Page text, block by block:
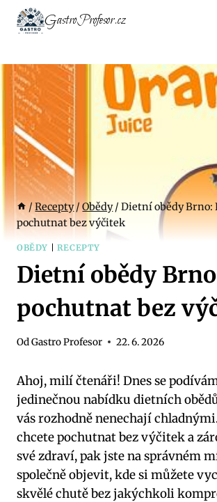
Přeskočit
GastroProfesor.cz
/Recepty/Obědy/ Dietní obědy Brno:
pochutnat bez výčitek
OBĚDY RECEPTY
Dietní obědy
pochutnat bez
OdGastro Profesor 22. 6. 2026
Ahoj, milí čtenáři! ⁢Dnes se
jedinečnou nabídku⁣ dietních
vás ‌rozhodně nenechají
chcete pochutnat bez výčitek a
své zdraví, pak jste⁢ na správném
společně objevit, kde si můžete
skvělé chutě bez ‌jakýchkoli